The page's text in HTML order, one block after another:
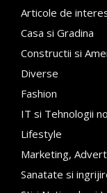
Articole de
Casa si Gradina
Constructii si
Diverse
Fashion
IT si Tehnologii
Lifestyle
Marketing,
Sanatate si